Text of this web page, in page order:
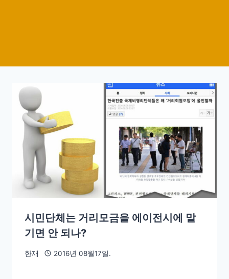
시민단체는 거리모금을 에이전시에 맡
기면 안 되나?
한재 2016년 08월17일.